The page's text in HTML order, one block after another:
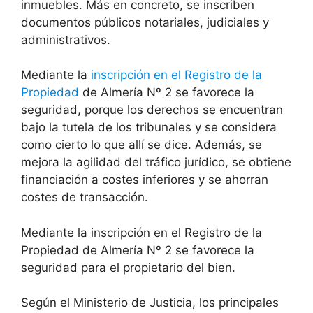
inmuebles. Más en concreto, se inscriben
documentos públicos notariales, judiciales y
administrativos.
Mediante la inscripción en el Registro de la
Propiedad de Almería Nº 2 se favorece la
seguridad, porque los derechos se encuentran
bajo la tutela de los tribunales y se considera
como cierto lo que allí se dice. Además, se
mejora la agilidad del tráfico jurídico, se obtiene
financiación a costes inferiores y se ahorran
costes de transacción.
Mediante la inscripción en el Registro de la
Propiedad de Almería Nº 2 se favorece la
seguridad para el propietario del bien.
Según el Ministerio de Justicia, los principales